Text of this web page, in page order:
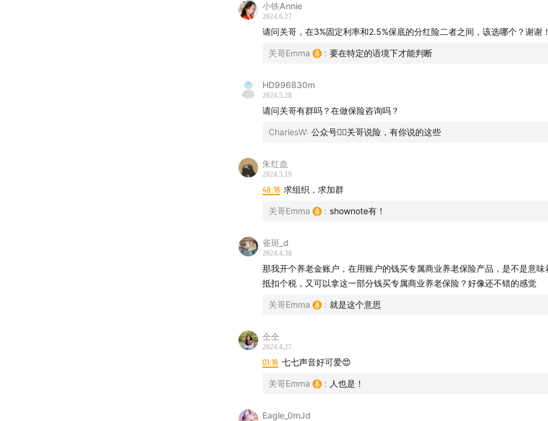
44:52 相比传统商业养老年金的
【题外话】
养老不是一个遥远的目标，而是一份关乎我们当下生活的行动指南。只
分的准备，才能在步入老年行列时不会那么慌张和仓促。
随着我国人口结构的变化，过去的养老方式是否还可以延续？
EP21养老阶段搞不好长达40年，你想过钱从哪里来吗？
随着养老制度的变革，我们的社保退休金还能领取多少？
是否需要补充？
EP45个人养老金，可能有不一样的理解
专属商业养老保险：灵活性。
传统商业养老年金：确定性。预定利率下降趋势。
太自由、太灵活的钱是留不住的。
小铁Annie
2024.6.27
请问关哥，在3%固定利率和2.5%保底的分红险二者之间，该选哪个？谢谢！
关哥Emma : 要在特定的语境下才能判断
HD996830m
2024.5.28
请问关哥有群吗？在做保险咨询吗？
CharlesW: 公众号👉🏻关哥说险，有你说的这些
朱红血
2024.5.19
48:18 求组织，求加群
关哥Emma : shownote有！
雀斑_d
2024.4.30
那我开个养老金账户，在用账户的钱买专属商业养老保险产品，是不是意味
抵扣个税，又可以拿这一部分钱买专属商业养老保险？好像还不错的感觉
关哥Emma : 就是这个意思
仝仝
2024.4.27
01:16 七七声音好可爱😍
关哥Emma : 人也是！
Eagle_0mJd